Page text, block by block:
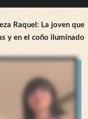
Raquel: La joven que
y en el coño iluminado